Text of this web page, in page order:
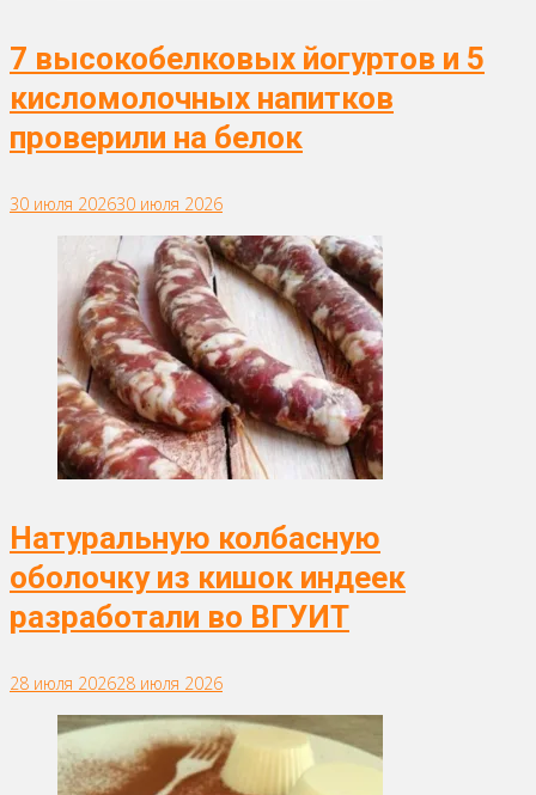
7 высокобелковых йогуртов и 5
кисломолочных напитков
проверили на белок
30 июля 202630 июля 2026
Натуральную колбасную
оболочку из кишок индеек
разработали во ВГУИТ
28 июля 202628 июля 2026